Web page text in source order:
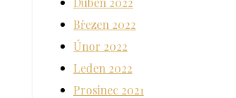
Březen 2022
Únor 2022
Leden 2022
Prosinec 2021